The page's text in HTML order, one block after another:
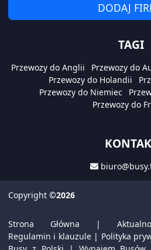
DODAJ
TAGI
Przewozy do Anglii Przewozy do
Przewozy do Holandii
Przewozy do Niemiec
Przewozy do
Copyright ©2026
Strona Główna |
Regulamin i klauzule| Polityka